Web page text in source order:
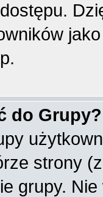
do Grupy?
strony
grupy.